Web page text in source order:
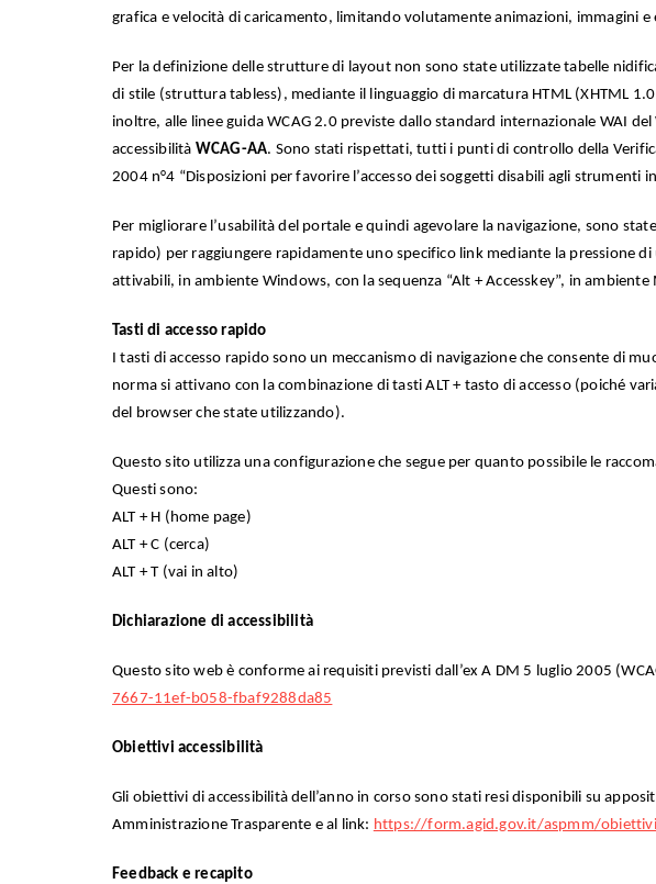
grafica e velocità di caricamento, limitando volutamente animazioni, immagini e
Per la definizione delle strutture di layout non sono state utilizzate tabelle
di stile (struttura tabless), mediante il linguaggio di marcatura HTML (XHTML
inoltre, alle linee guida WCAG 2.0 previste dallo standard internazionale WAI
accessibilità WCAG-AA. Sono stati rispettati, tutti i punti di controllo della
2004 n°4 “Disposizioni per favorire l’accesso dei soggetti disabili agli strumenti
Per migliorare l’usabilità del portale e quindi agevolare la navigazione, sono
rapido) per raggiungere rapidamente uno specifico link mediante la pressione
attivabili, in ambiente Windows, con la sequenza “Alt + Accesskey”, in ambiente
Tasti di accesso rapido
I tasti di accesso rapido sono un meccanismo di navigazione che consente di
norma si attivano con la combinazione di tasti ALT + tasto di accesso (poiché
del browser che state utilizzando).
Questo sito utilizza una configurazione che segue per quanto possibile le
Questi sono:
ALT + H (home page)
ALT + C (cerca)
ALT + T (vai in alto)
Dichiarazione di accessibilità
Questo sito web è conforme ai requisiti previsti dall’ex A DM 5 luglio 2005
7667-11ef-b058-fbaf9288da85
Obiettivi accessibilità
Gli obiettivi di accessibilità dell’anno in corso sono stati resi disponibili su
Amministrazione Trasparente e al link: https://form.agid.gov.it/aspmm/obiettivi
Feedback e recapito